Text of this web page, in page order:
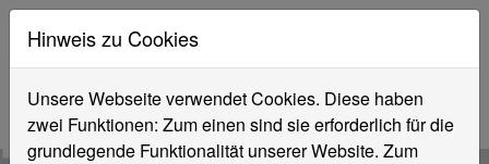
Hinweis zu Cookies
Unsere Webseite verwendet Cookies. Diese haben
zwei Funktionen: Zum einen sind sie erforderlich für die
grundlegende Funktionalität unserer Website. Zum